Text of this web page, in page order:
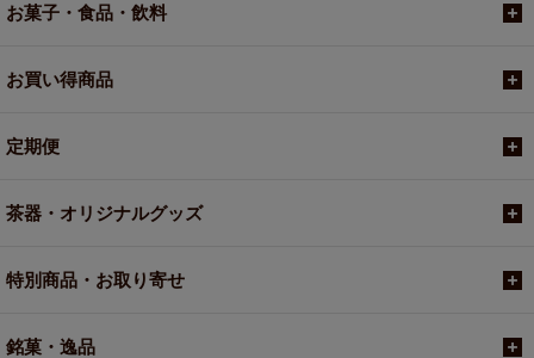
お菓子・食品・飲料
お買い得商品
定期便
茶器・オリジナルグッズ
特別商品・お取り寄せ
銘菓・逸品